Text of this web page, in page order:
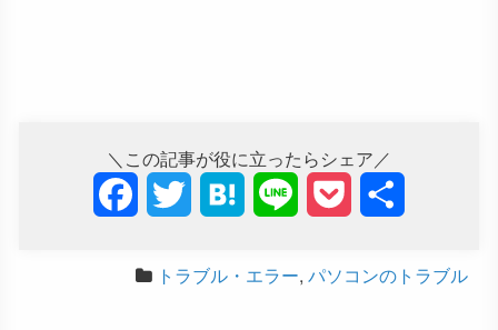
＼この記事が役に立ったらシェア／
c
t
n
c
トラブル・エラー, パソコンのトラブル